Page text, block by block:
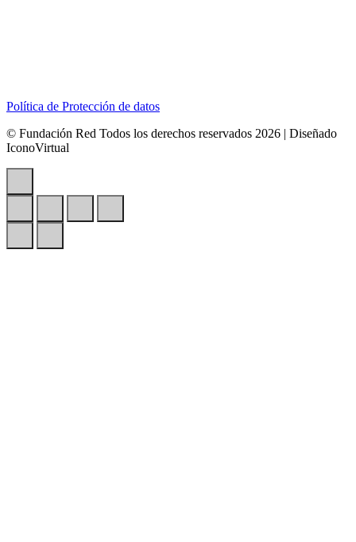
Política de Protección de datos
© Fundación Red Todos los derechos reservados 2026 | Diseñado
IconoVirtual